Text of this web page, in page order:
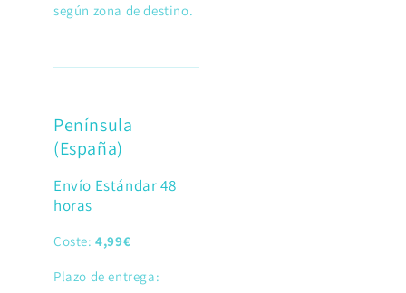
según zona de destino.
Península
(España)
Envío Estándar 48
horas
Coste:4,99€
Plazo de entrega: